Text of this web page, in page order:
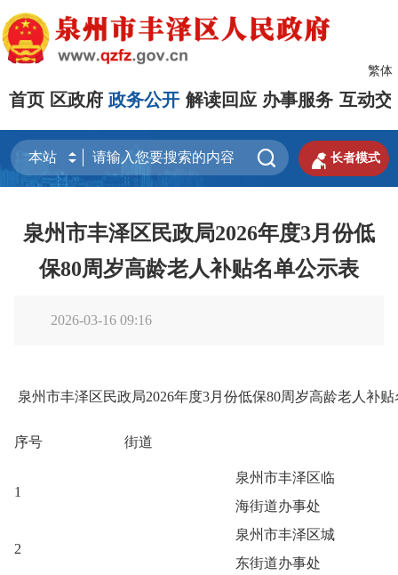
繁体
首页 区政府 政务公开 解读回应 办事服务 互动交
  长者模式
泉州市丰泽区民政局2026年度3月份低
保80周岁高龄老人补贴名单公示表
2026-03-16 09:16
泉州市丰泽区民政局2026年度3月份低保80周岁高龄老人补
序号 街道
1
泉州市丰泽区临
海街道办事处
2
泉州市丰泽区城
东街道办事处